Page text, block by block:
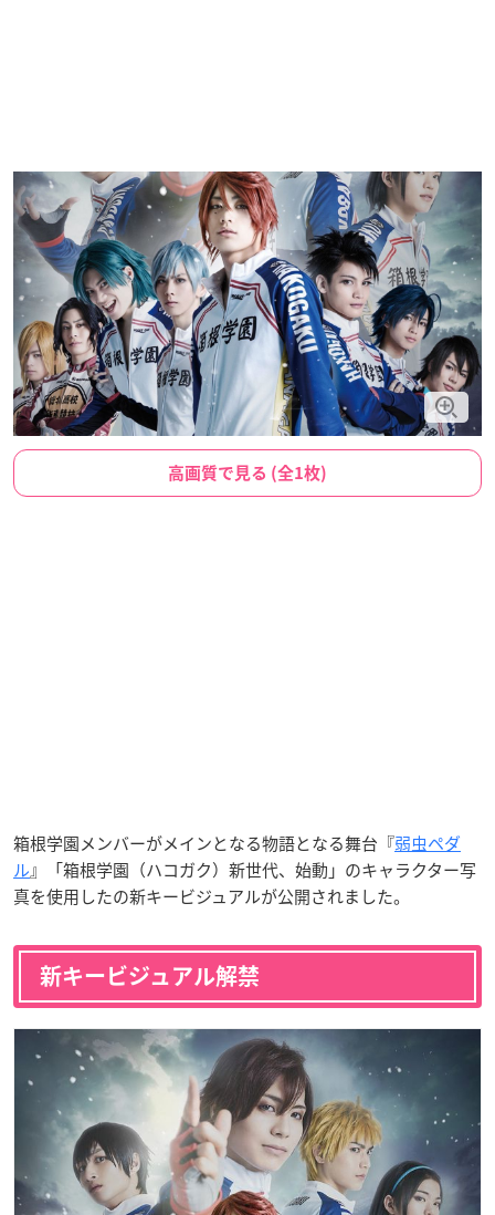
高画質で見る (全1枚)
箱根学園メンバーがメインとなる物語となる舞台『弱虫ペダ
ル』「箱根学園（ハコガク）新世代、始動」のキャラクター写
真を使用したの新キービジュアルが公開されました。
新キービジュアル解禁